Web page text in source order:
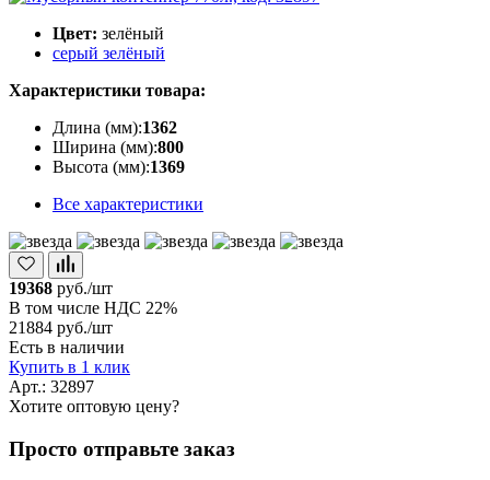
Цвет: зелёный
серый зелёный
Характеристики товара:
Длина (мм):1362
Ширина (мм):800
Высота (мм):1369
Все характеристики
19368 руб./шт
В том числе НДС 22%
21884 руб./шт
Есть в наличии
Купить в 1 клик
Арт.: 32897
Хотите оптовую цену?
Просто отправьте заказ